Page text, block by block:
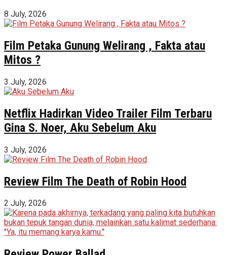
8 July, 2026
Film Petaka Gunung Welirang , Fakta atau
Mitos ?
3 July, 2026
Netflix Hadirkan Video Trailer Film Terbaru
Gina S. Noer, Aku Sebelum Aku
3 July, 2026
Review Film The Death of Robin Hood
2 July, 2026